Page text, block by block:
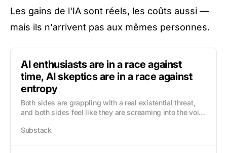
Les gains de l'IA sont réels, les coûts aussi —
mais ils n'arrivent pas aux mêmes personnes.
AI enthusiasts are in a race against
time, AI skeptics are in a race against
entropy
Both sides are grappling with a real existential threat,
and both sides feel like they are screaming into the void.
the same direction.
Substack